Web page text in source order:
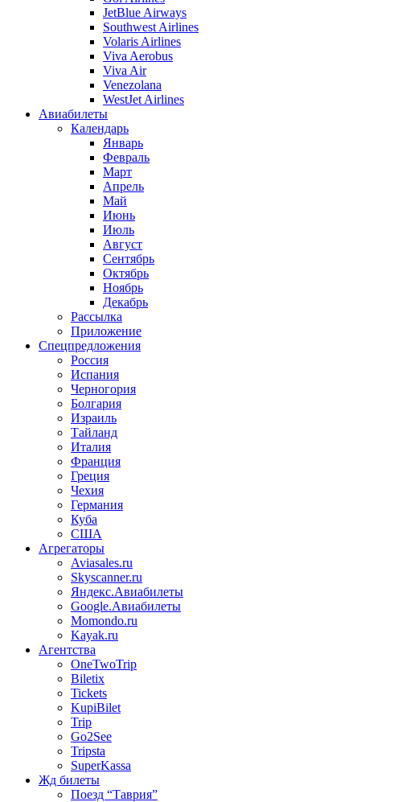
JetBlue Airways
Southwest Airlines
Volaris Airlines
Viva Aerobus
Viva Air
Venezolana
WestJet Airlines
Авиабилеты
Календарь
Январь
Февраль
Март
Апрель
Май
Июнь
Июль
Август
Сентябрь
Октябрь
Ноябрь
Декабрь
Рассылка
Приложение
Спецпредложения
Россия
Испания
Черногория
Болгария
Израиль
Тайланд
Италия
Франция
Греция
Чехия
Германия
Куба
США
Агрегаторы
Aviasales.ru
Skyscanner.ru
Яндекс.Авиабилеты
Google.Авиабилеты
Momondo.ru
Kayak.ru
Агентства
OneTwoTrip
Biletix
Tickets
KupiBilet
Trip
Go2See
Tripsta
SuperKassa
Жд билеты
Поезд “Таврия”